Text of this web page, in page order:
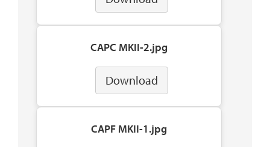
CAPC MKII-2.jpg
Download
CAPF MKII-1.jpg